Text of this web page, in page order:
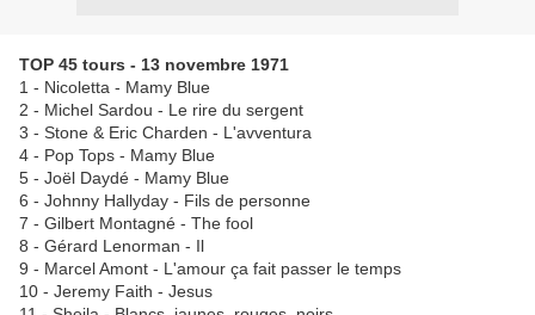
TOP 45 tours - 13 novembre 1971
1 - Nicoletta - Mamy Blue
2 - Michel Sardou - Le rire du sergent
3 - Stone & Eric Charden - L'avventura
4 - Pop Tops - Mamy Blue
5 - Joël Daydé - Mamy Blue
6 - Johnny Hallyday - Fils de personne
7 - Gilbert Montagné - The fool
8 - Gérard Lenorman - Il
9 - Marcel Amont - L'amour ça fait passer le temps
10 - Jeremy Faith - Jesus